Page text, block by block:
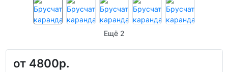
Ещё 2
от 4800р.